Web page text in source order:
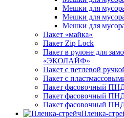
Мешки для
Мешки для
Мешки для
Пакет «майка»
Пакет Zip Lock
Пакет в рулоне для
«ЭКОЛАЙФ»
Пакет с петлевой
Пакет с
Пакет фасовочный
Пакет фасовочный
Пакет фасовочный
Пленка-